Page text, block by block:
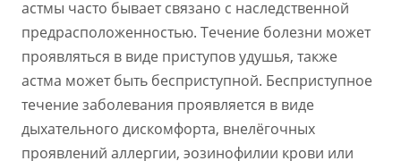
астмы часто бывает связано с наследственной
предрасположенностью. Течение болезни может
проявляться в виде приступов удушья, также
астма может быть бесприступной. Бесприступное
течение заболевания проявляется в виде
дыхательного дискомфорта, внелёгочных
проявлений аллергии, эозинофилии крови или